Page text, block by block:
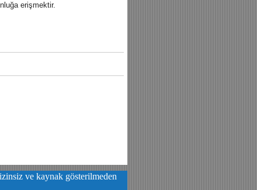
erişmektir.
ve kaynak gösterilmeden